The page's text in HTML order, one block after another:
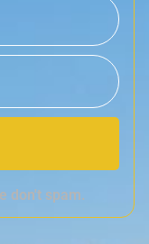
don't spam.